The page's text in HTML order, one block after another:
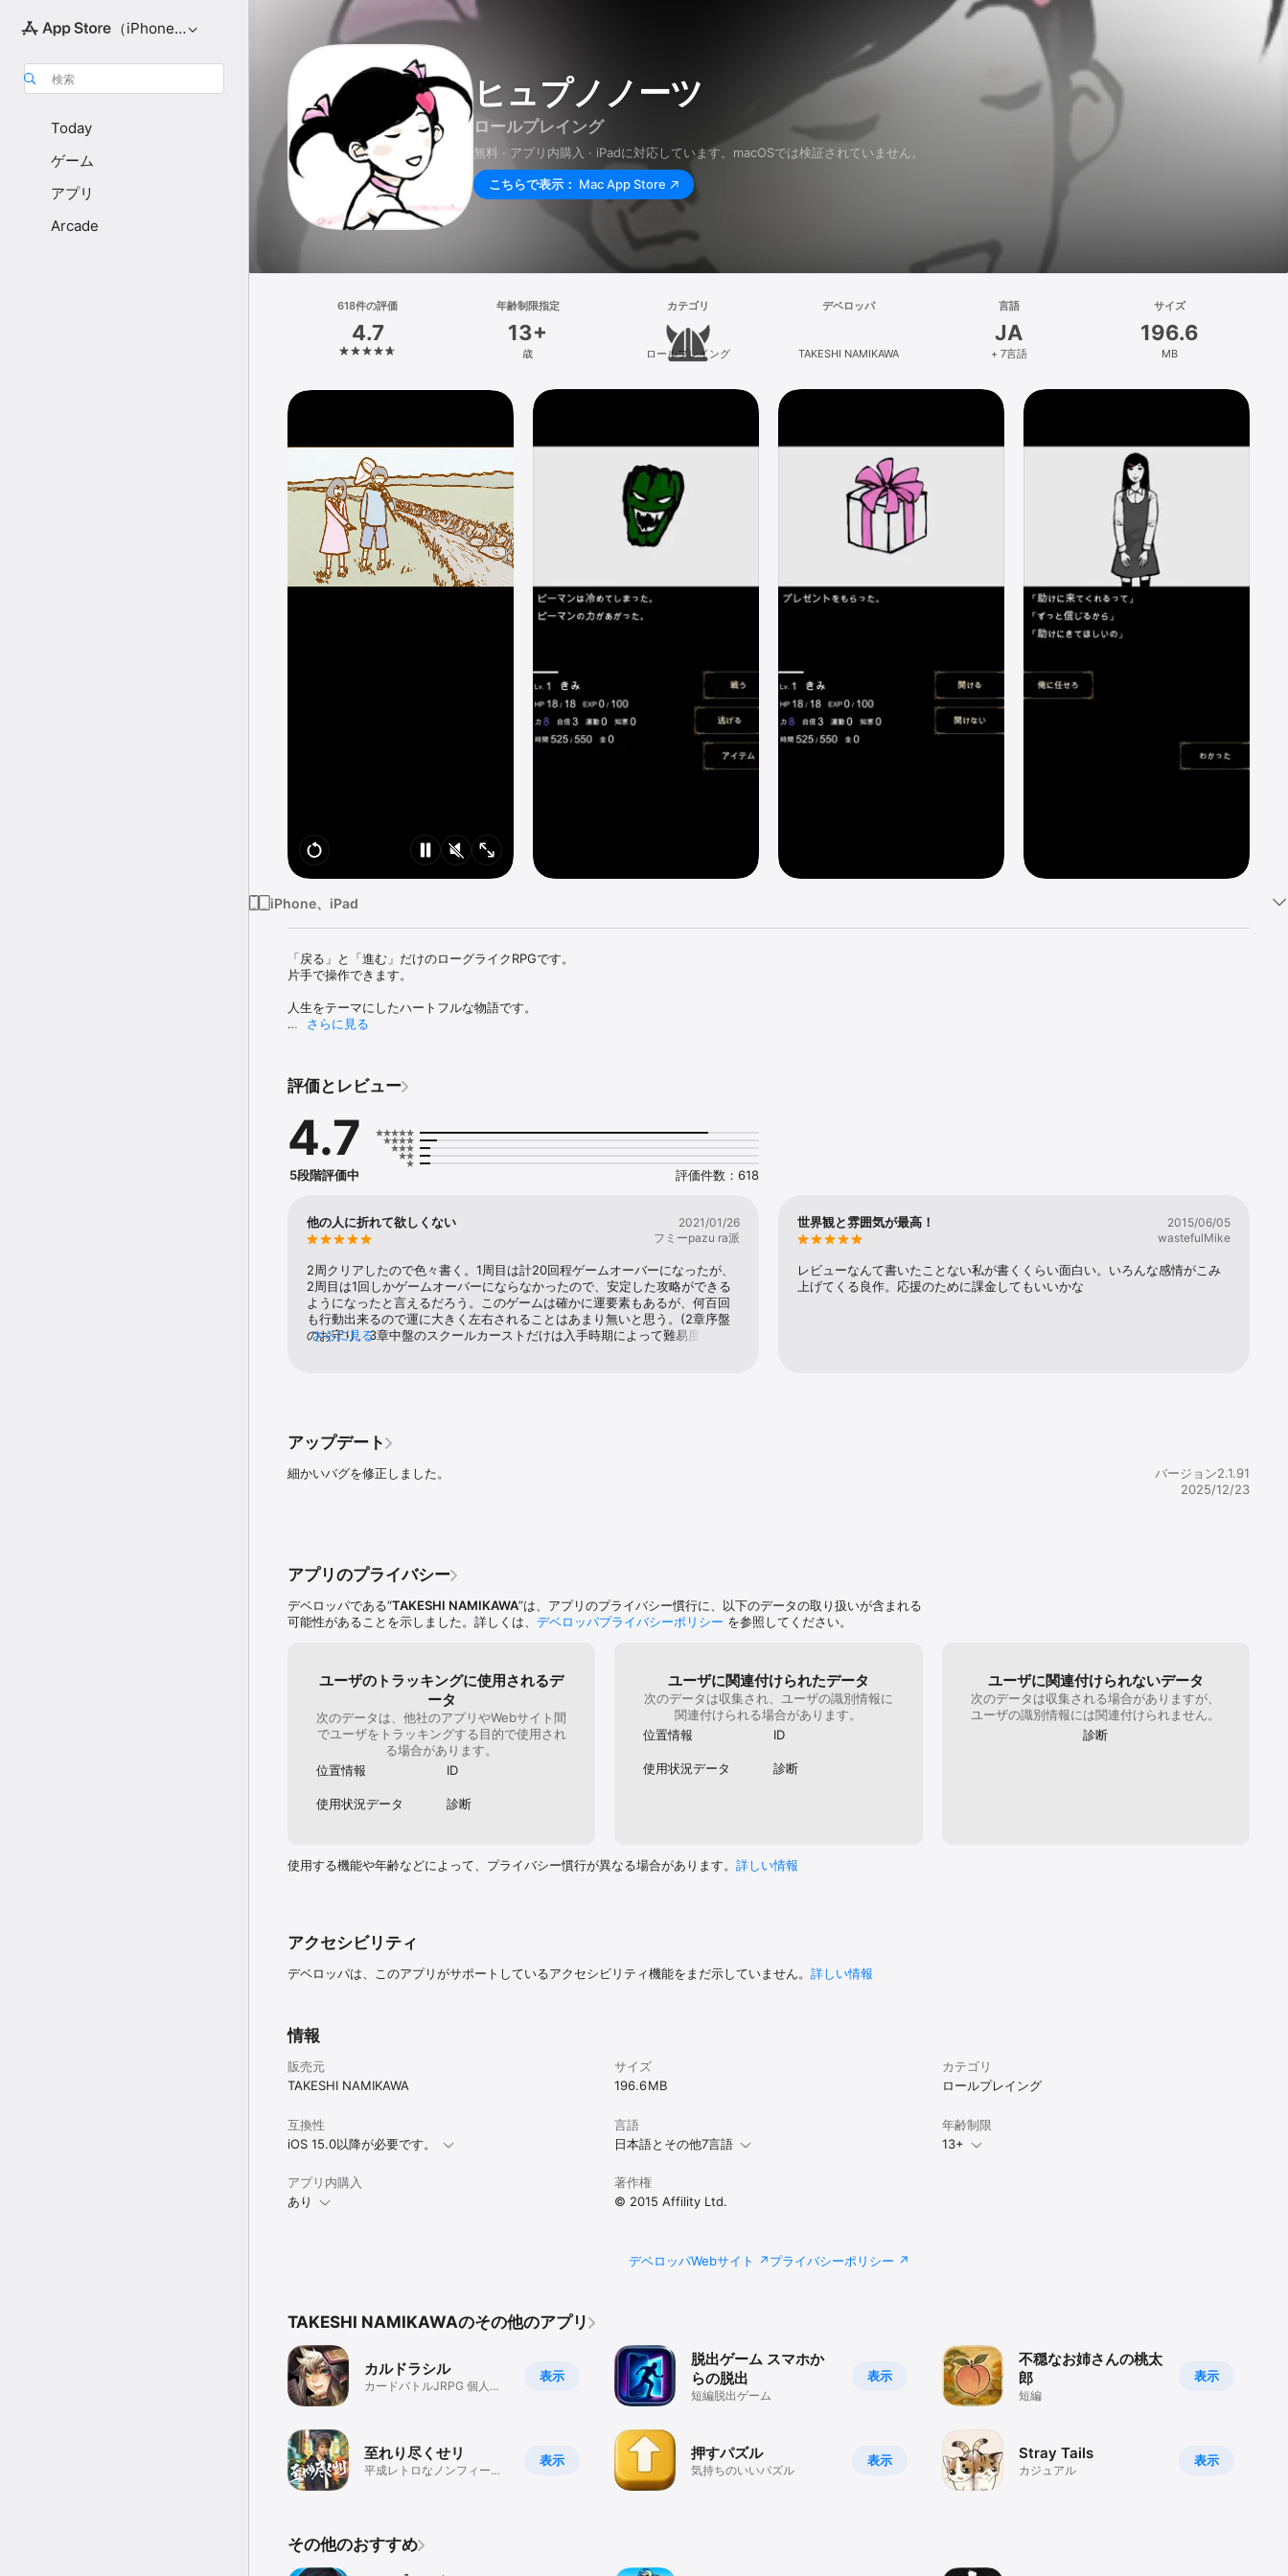
（iPhone向け）
検索
Today
ゲーム
アプリ
Arcade
ヒュプノノーツ
ロールプレイング
無料 · アプリ内購入 · iPadに対応しています。macOSでは検証されていません。
こちらで表示： Mac App Store
618件の評価
4.7
年齢制限指定
13+
歳
カテゴリ
ロールプレイング
デベロッパ
TAKESHI NAMIKAWA
言語
JA
+ 7言語
サイズ
196.6
MB
iPhone、iPad
「戻る」と「進む」だけのローグライクRPGです。
片手で操作できます。
人生をテーマにしたハートフルな物語です。
さらに見る
評価とレビュー
4.7
5段階評価中 評価件数：618
他の人に折れて欲しくない
2021/01/26
フミーpazu ra派
2周クリアしたので色々書く。1周目は計20回程ゲームオーバーになったが、
2周目は1回しかゲームオーバーにならなかったので、安定した攻略ができる
ようになったと言えるだろう。このゲームは確かに運要素もあるが、何百回
も行動出来るので運に大きく左右されることはあまり無いと思う。(2章序盤
のお守り、3章中盤のスクールカーストだけは入手時期によって難易度が大き
級生にカツアゲされる前に、魔法少女の店で回復系と攻撃系の必殺技を、少
なくともそれぞれ1つずつ買う(「バーカバーカ」以外)・ボス戦では必殺技だ
けを使い、短期決戦を目指す注意して欲しいのは、70〜80階付近で捨て猫を
拾っていないと99階より先に進めないことで、その捨て猫を拾うにはある程
さらに見る
世界観と雰囲気が最高！
2015/06/05
wastefulMike
レビューなんて書いたことない私が書くくらい面白い。いろんな感情がこみ
上げてくる良作。応援のために課金してもいいかな
アップデート
細かいバグを修正しました。
バージョン2.1.91
2025/12/23
アプリのプライバシー
デベロッパである“TAKESHI NAMIKAWA”は、アプリのプライバシー慣行に、以下のデータの取り扱いが含まれる
可能性があることを示しました。詳しくは、 デベロッパプライバシーポリシー を参照してください。
ユーザのトラッキングに使用されるデ
ータ
次のデータは、他社のアプリやWebサイト間
でユーザをトラッキングする目的で使用され
る場合があります。
位置情報
ID
使用状況データ 診断
ユーザに関連付けられたデータ
次のデータは収集され、ユーザの識別情報に
関連付けられる場合があります。
位置情報
ID
使用状況データ 診断
ユーザに関連付けられないデータ
次のデータは収集される場合がありますが、
ユーザの識別情報には関連付けられません。
診断
使用する機能や年齢などによって、プライバシー慣行が異なる場合があります。 詳しい情報
アクセシビリティ
デベロッパは、このアプリがサポートしているアクセシビリティ機能をまだ示していません。 詳しい情報
情報
販売元
TAKESHI NAMIKAWA
サイズ
196.6 MB
カテゴリ
ロールプレイング
互換性
iOS 15.0以降が必要です。
言語
日本語とその他7言語
年齢制限
13+
アプリ内購入
あり
著作権
© 2015 Affility Ltd.
デベロッパWebサイト プライバシーポリシー
TAKESHI NAMIKAWAのその他のアプリ
表示
カルドラシル
カードバトルJRPG 個人規
表示
至れり尽くせリ
平成レトロなノンフィール
表示
脱出ゲーム スマホか
らの脱出
短編脱出ゲーム
表示
押すパズル
気持ちのいいパズル
表示
不穏なお姉さんの桃太
郎
短編
表示
Stray Tails
カジュアル
その他のおすすめ